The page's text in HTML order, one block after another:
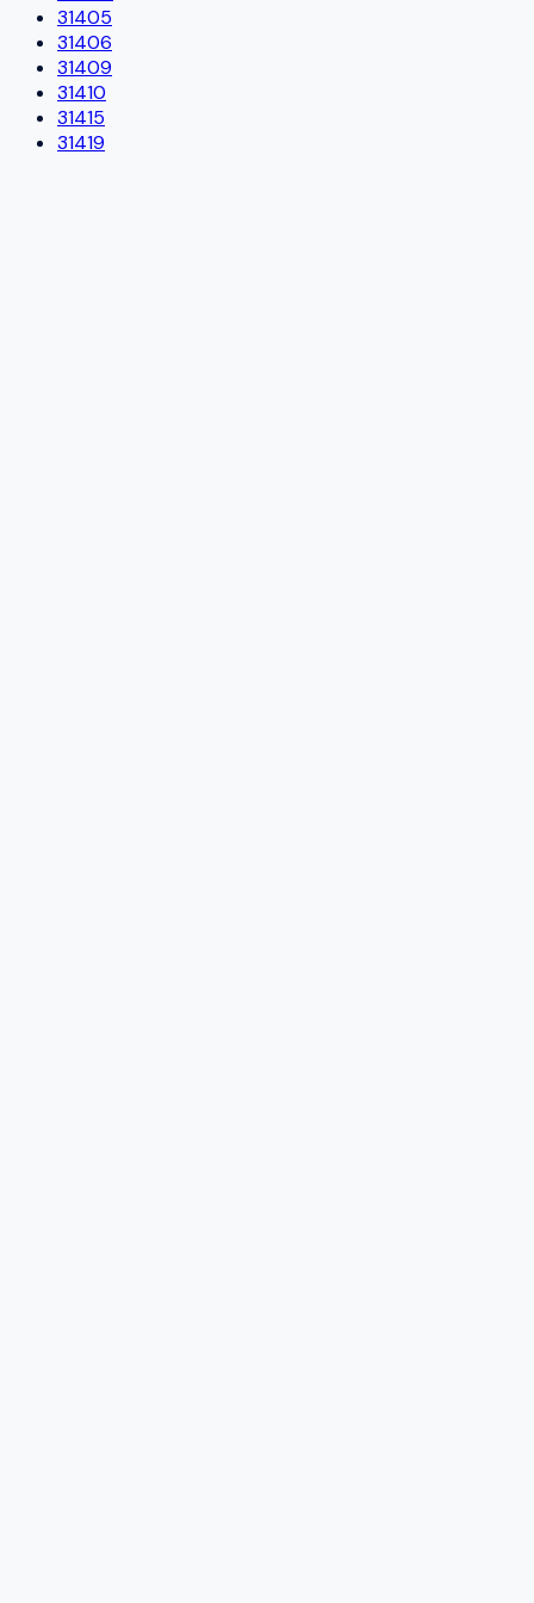
31405
31406
31409
31410
31415
31419